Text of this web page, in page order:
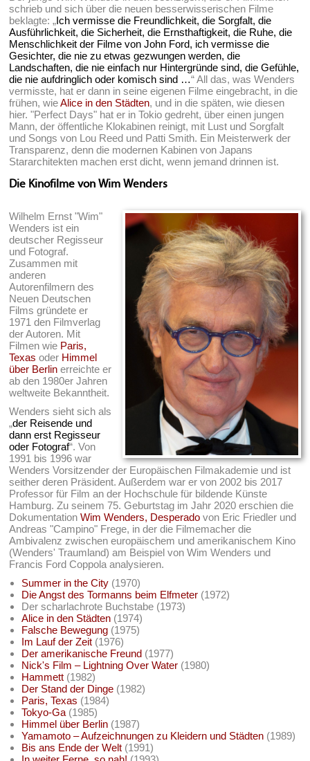
schrieb und sich über die neuen besserwisserischen Filme
beklagte: „Ich vermisse die Freundlichkeit, die Sorgfalt, die
Ausführlichkeit, die Sicherheit, die Ernsthaftigkeit, die Ruhe, die
Menschlichkeit der Filme von John Ford, ich vermisse die
Gesichter, die nie zu etwas gezwungen werden, die
Landschaften, die nie einfach nur Hintergründe sind, die Gefühle,
die nie aufdringlich oder komisch sind …“ All das, was Wenders
vermisste, hat er dann in seine eigenen Filme eingebracht, in die
frühen, wieAlice in den Städten, und in die späten, wie diesen
hier. "Perfect Days" hat er in Tokio gedreht, über einen jungen
Mann, der öffentliche Klokabinen reinigt, mit Lust und Sorgfalt
und Songs von Lou Reed und Patti Smith. Ein Meisterwerk der
Transparenz, denn die modernen Kabinen von Japans
Stararchitekten machen erst dicht, wenn jemand drinnen ist.
Die Kinofilme von Wim Wenders
Wilhelm Ernst "Wim"
Wenders ist ein
deutscher Regisseur
und Fotograf.
Zusammen mit
anderen
Autorenfilmern des
Neuen Deutschen
Films gründete er
1971 den Filmverlag
der Autoren. Mit
Filmen wie Paris,
Texas oder Himmel
über Berlin erreichte er
ab den 1980er Jahren
weltweite Bekanntheit.
Wenders sieht sich als
„der Reisende und
dann erst Regisseur
oder Fotograf“. Von
1991 bis 1996 war
Wenders Vorsitzender der Europäischen Filmakademie und ist
seither deren Präsident. Außerdem war er von 2002 bis 2017
Professor für Film an der Hochschule für bildende Künste
Hamburg. Zu seinem 75. Geburtstag im Jahr 2020 erschien die
DokumentationWim Wenders, Desperado von Eric Friedler und
Andreas "Campino" Frege, in der die Filmemacher die
Ambivalenz zwischen europäischem und amerikanischem Kino
(Wenders' Traumland) am Beispiel von Wim Wenders und
Francis Ford Coppola analysieren.
Summer in the City (1970)
Die Angst des Tormanns beim Elfmeter (1972)
Der scharlachrote Buchstabe (1973)
Alice in den Städten (1974)
Falsche Bewegung (1975)
Im Lauf der Zeit (1976)
Der amerikanische Freund (1977)
Nick's Film – Lightning Over Water (1980)
Hammett (1982)
Der Stand der Dinge (1982)
Paris, Texas (1984)
Tokyo-Ga (1985)
Himmel über Berlin (1987)
Yamamoto – Aufzeichnungen zu Kleidern und Städten (1989)
Bis ans Ende der Welt (1991)